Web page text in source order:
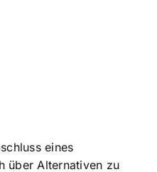
eines
über Alternativen zu